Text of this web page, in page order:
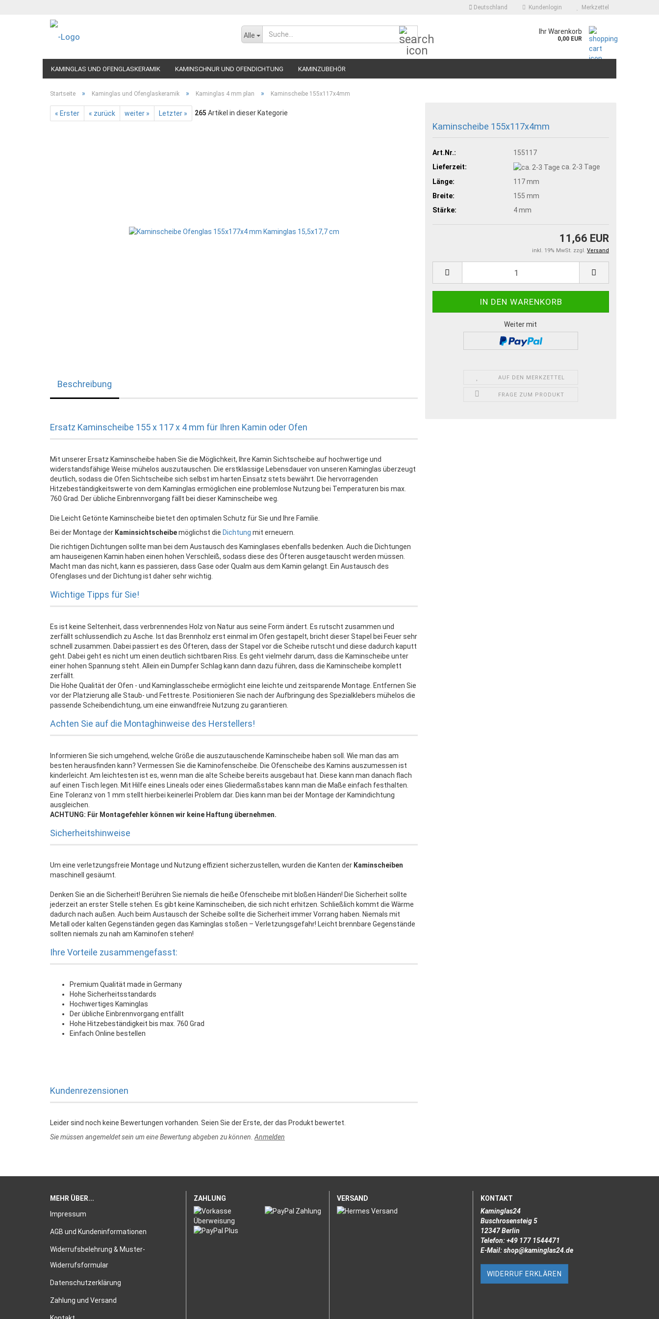
Deutschland Kundenlogin Merkzettel
Alle Ihr Warenkorb
0,00 EUR
KAMINGLAS UND OFENGLASKERAMIK KAMINSCHNUR UND OFENDICHTUNG KAMINZUBEHÖR
Startseite » Kaminglas und Ofenglaskeramik » Kaminglas 4 mm plan » Kaminscheibe 155x117x4mm
« Erster « zurück weiter » Letzter » 265 Artikel in dieser Kategorie
Kaminscheibe 155x117x4mm
Art.Nr.:
155117
Lieferzeit:
ca. 2-3 Tage
Länge:
117 mm
Breite:
155 mm
Stärke:
4 mm
11,66 EUR
inkl. 19% MwSt. zzgl. Versand
Weiter mit
AUF DEN MERKZETTEL
FRAGE ZUM PRODUKT
Beschreibung
Ersatz Kaminscheibe 155 x 117 x 4 mm für Ihren Kamin oder Ofen
Mit unserer Ersatz Kaminscheibe haben Sie die Möglichkeit, Ihre Kamin Sichtscheibe auf hochwertige und
widerstandsfähige Weise mühelos auszutauschen. Die erstklassige Lebensdauer von unseren Kaminglas überzeugt
deutlich, sodass die Ofen Sichtscheibe sich selbst im harten Einsatz stets bewährt. Die hervorragenden
Hitzebeständigkeitswerte von dem Kaminglas ermöglichen eine problemlose Nutzung bei Temperaturen bis max.
760 Grad. Der übliche Einbrennvorgang fällt bei dieser Kaminscheibe weg.
Die Leicht Getönte Kaminscheibe bietet den optimalen Schutz für Sie und Ihre Familie.
Bei der Montage der Kaminsichtscheibemöglichst die Dichtung mit erneuern.
Die richtigen Dichtungen sollte man bei dem Austausch des Kaminglases ebenfalls bedenken. Auch die Dichtungen
am hauseigenen Kamin haben einen hohen Verschleiß, sodass diese des Öfteren ausgetauscht werden müssen.
Macht man das nicht, kann es passieren, dass Gase oder Qualm aus dem Kamin gelangt. Ein Austausch des
Ofenglases und der Dichtung ist daher sehr wichtig.
Wichtige Tipps für Sie!
Es ist keine Seltenheit, dass verbrennendes Holz von Natur aus seine Form ändert. Es rutscht zusammen und
zerfällt schlussendlich zu Asche. Ist das Brennholz erst einmal im Ofen gestapelt, bricht dieser Stapel bei Feuer sehr
schnell zusammen. Dabei passiert es des Öfteren, dass der Stapel vor die Scheibe rutscht und diese dadurch kaputt
geht. Dabei geht es nicht um einen deutlich sichtbaren Riss. Es geht vielmehr darum, dass die Kaminscheibe unter
einer hohen Spannung steht. Allein ein Dumpfer Schlag kann dann dazu führen, dass die Kaminscheibe komplett
zerfällt.
Die Hohe Qualität der Ofen - und Kaminglasscheibe ermöglicht eine leichte und zeitsparende Montage. Entfernen Sie
vor der Platzierung alle Staub- und Fettreste. Positionieren Sie nach der Aufbringung des Spezialklebers mühelos die
passende Scheibendichtung, um eine einwandfreie Nutzung zu garantieren.
Achten Sie auf die Montaghinweise des Herstellers!
Informieren Sie sich umgehend, welche Größe die auszutauschende Kaminscheibe haben soll. Wie man das am
besten herausfinden kann? Vermessen Sie die Kaminofenscheibe. Die Ofenscheibe des Kamins auszumessen ist
kinderleicht. Am leichtesten ist es, wenn man die alte Scheibe bereits ausgebaut hat. Diese kann man danach flach
auf einen Tisch legen. Mit Hilfe eines Lineals oder eines Gliedermaßstabes kann man die Maße einfach festhalten.
Eine Toleranz von 1 mm stellt hierbei keinerlei Problem dar. Dies kann man bei der Montage der Kamindichtung
ausgleichen.
ACHTUNG: Für Montagefehler können wir keine Haftung übernehmen.
Sicherheitshinweise
Um eine verletzungsfreie Montage und Nutzung effizient sicherzustellen, wurden die Kanten der Kaminscheiben
maschinell gesäumt.
Denken Sie an die Sicherheit! Berühren Sie niemals die heiße Ofenscheibe mit bloßen Händen! Die Sicherheit sollte
jederzeit an erster Stelle stehen. Es gibt keine Kaminscheiben, die sich nicht erhitzen. Schließlich kommt die Wärme
dadurch nach außen. Auch beim Austausch der Scheibe sollte die Sicherheit immer Vorrang haben. Niemals mit
Metall oder kalten Gegenständen gegen das Kaminglas stoßen – Verletzungsgefahr! Leicht brennbare Gegenstände
sollten niemals zu nah am Kaminofen stehen!
Ihre Vorteile zusammengefasst:
Premium Qualität made in Germany
Hohe Sicherheitsstandards
Hochwertiges Kaminglas
Der übliche Einbrennvorgang entfällt
Hohe Hitzebeständigkeit bis max. 760 Grad
Einfach Online bestellen
Kundenrezensionen
Leider sind noch keine Bewertungen vorhanden. Seien Sie der Erste, der das Produkt bewertet.
Sie müssen angemeldet sein um eine Bewertung abgeben zu können. Anmelden
MEHR ÜBER...
Impressum
AGB und Kundeninformationen
Widerrufsbelehrung & Muster-
Widerrufsformular
Datenschutzerklärung
Zahlung und Versand
ZAHLUNG VERSAND
KONTAKT
Kaminglas24
Buschrosensteig 5
12347 Berlin
Telefon: +49 177 1544471
E-Mail: shop@kaminglas24.de
WIDERRUF ERKLÄREN